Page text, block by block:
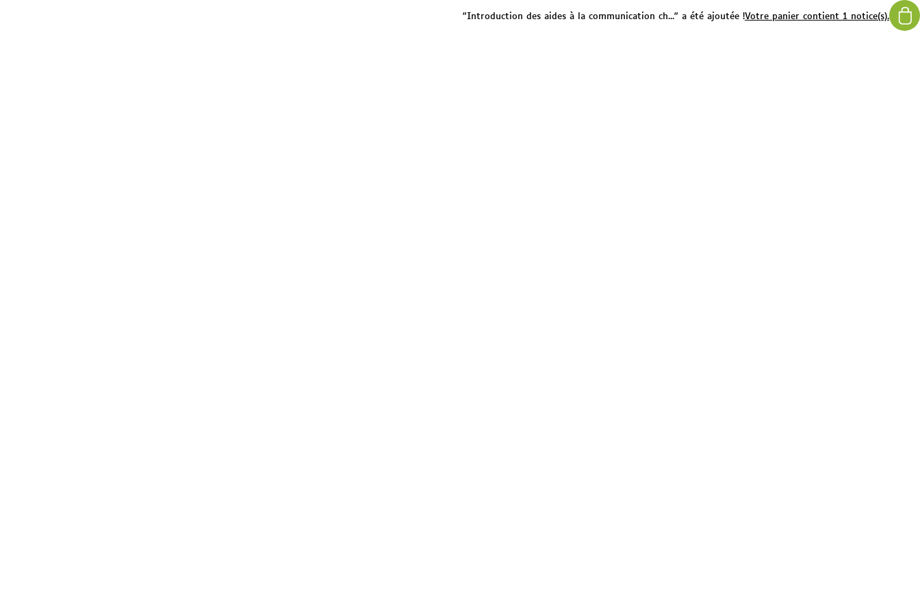
"Introduction des aides à la communication ch..." a été ajoutée !Votre panier contient 1 notice(s).